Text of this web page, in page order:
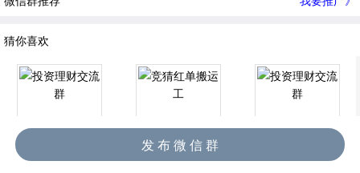
猜你喜欢
投资理财交流群 竞猜红单搬运工 投资理财交流群
发 布 微 信 群